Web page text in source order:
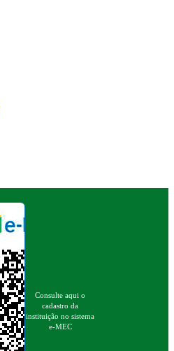
Consulte aqui o
cadastro da
instituição no sistema
e-MEC